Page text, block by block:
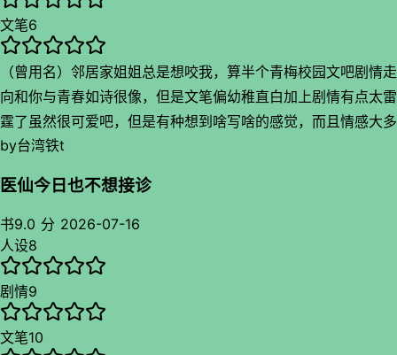
文笔6
（曾用名）邻居家姐姐总是想咬我，算半个青梅校园文吧剧情走
向和你与青春如诗很像，但是文笔偏幼稚直白加上剧情有点太雷
霆了虽然很可爱吧，但是有种想到啥写啥的感觉，而且情感大多
通过对话来体现没什么多余的叙述，纯靠你主角萌萌的互动和情
束了，我心都只酸了一点点马上就把这个矛盾点解决了好吧确实
是长嘴主角倒是符合你对话式文风，总体来说是没啥内涵吗就盯
着这俩情感线发展了，关于事业家庭以及等等无关情感的剧情类
差不多都是一笔带过，伏笔也挺少而且有也是一下就看出来了，
但是还是挺好看就是我喜欢你主角的人设，把其中的跳脱木头忠
犬和一个别扭俏皮小恶魔写出来了我看这个人设还是走不动道而
且还是青梅，虽然校园部分写得一点都不贴但是也还可以吧，而
by台湾铁t
医仙今日也不想接诊
书9.0 分 2026-07-16
人设8
剧情9
文笔10